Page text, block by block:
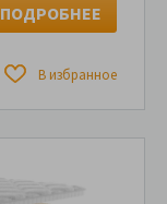
В избранное
ПОДРОБНЕЕ